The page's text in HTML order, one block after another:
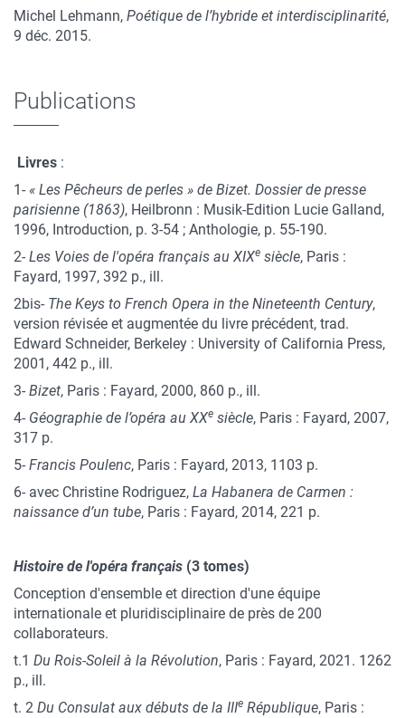
Michel Lehmann, Poétique de l’hybride et interdisciplinarité,
9 déc. 2015.
Publications
Livres :
1- « Les Pêcheurs de perles » de Bizet. Dossier de presse
parisienne (1863), Heilbronn : Musik-Edition Lucie Galland,
1996, Introduction, p. 3-54 ; Anthologie, p. 55-190.
2- Les Voies de l'opéra français au XIXe siècle, Paris :
Fayard, 1997, 392 p., ill.
2bis- The Keys to French Opera in the Nineteenth Century,
version révisée et augmentée du livre précédent, trad.
Edward Schneider, Berkeley : University of California Press,
2001, 442 p., ill.
3- Bizet, Paris : Fayard, 2000, 860 p., ill.
4- Géographie de l’opéra au XXe siècle, Paris : Fayard, 2007,
317 p.
5- Francis Poulenc, Paris : Fayard, 2013, 1103 p.
6- avec Christine Rodriguez, La Habanera de Carmen :
naissance d’un tube, Paris : Fayard, 2014, 221 p.
Histoire de l'opéra français (3 tomes)
Conception d'ensemble et direction d'une équipe
internationale et pluridisciplinaire de près de 200
collaborateurs.
t.1 Du Rois-Soleil à la Révolution, Paris : Fayard, 2021. 1262
p., ill.
t. 2 Du Consulat aux débuts de la IIIe République, Paris :